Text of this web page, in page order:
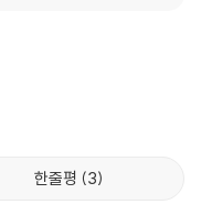
어(一山一水一聖人).” 산
저 공자 한 사람, 태산 하
중국의 다른 지방 사람에
모두 가진 산둥성 사람들
를 지역 명주 ‘사오싱주’의
보호하는 정신승리의 빛
마파크를 방문한다. 최근 방
기를 그려 세계적인 화제를
던 공자는 왜 다시 현대
한줄평 3